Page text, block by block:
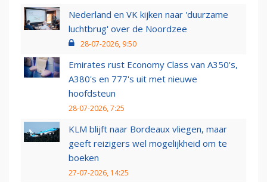
Nederland en VK kijken naar 'duurzame
luchtbrug' over de Noordzee
28-07-2026, 9:50
Emirates rust Economy Class van A350's,
A380's en 777's uit met nieuwe
hoofdsteun
28-07-2026, 7:25
KLM blijft naar Bordeaux vliegen, maar
geeft reizigers wel mogelijkheid om te
boeken
27-07-2026, 14:25